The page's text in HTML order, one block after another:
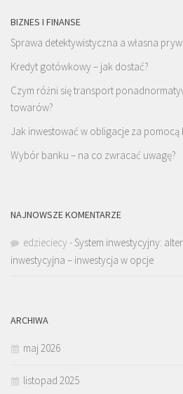
BIZNES I FINANSE
Sprawa detektywistyczna a własna
Kredyt gotówkowy – jak dostać?
Czym różni się transport
towarów?
Jak inwestować w obligacje za pomocą
Wybór banku – na co zwracać uwagę?
NAJNOWSZE KOMENTARZE
edzieciecy - System inwestycyjny:
inwestycyjna – inwestycja w opcje
ARCHIWA
maj 2026
listopad 2025